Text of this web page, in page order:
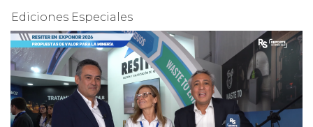
Ediciones Especiales